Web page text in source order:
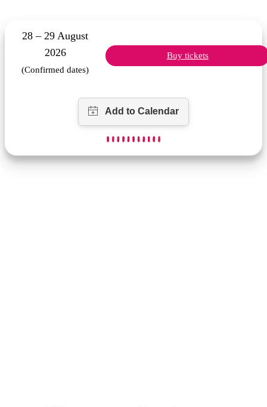
28 – 29 August
2026
(Confirmed dates)
Buy tickets